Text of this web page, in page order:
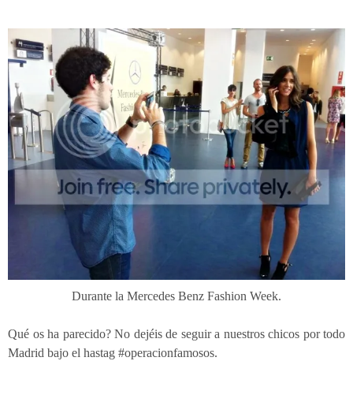
Durante la Mercedes Benz Fashion Week.
Qué os ha parecido? No dejéis de seguir a nuestros chicos por todo
Madrid bajo el hastag #operacionfamosos.